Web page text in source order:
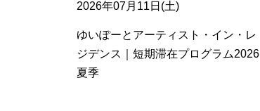
2026年07月11日(土)
ゆいぽーとアーティスト・イン・レ
ジデンス｜短期滞在プログラム2026
夏季